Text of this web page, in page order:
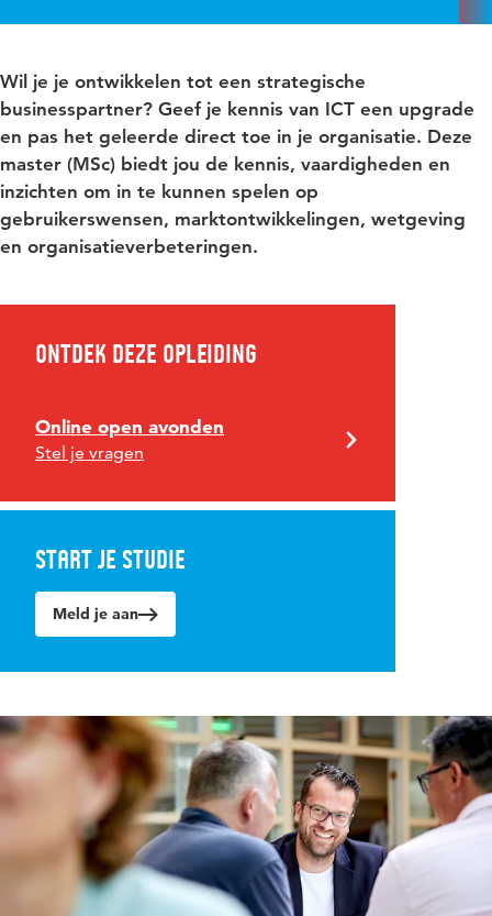
Wil je je ontwikkelen tot een strategische
businesspartner? Geef je kennis van ICT een upgrade
en pas het geleerde direct toe in je organisatie. Deze
master (MSc) biedt jou de kennis, vaardigheden en
inzichten om in te kunnen spelen op
gebruikerswensen, marktontwikkelingen, wetgeving
en organisatieverbeteringen.
Ontdek deze opleiding
Online open avonden
Stel je vragen
Start je studie
Meld je aan